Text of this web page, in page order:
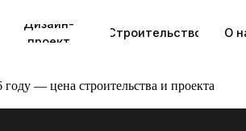
О нас
Строительство
— цена строительства и проекта